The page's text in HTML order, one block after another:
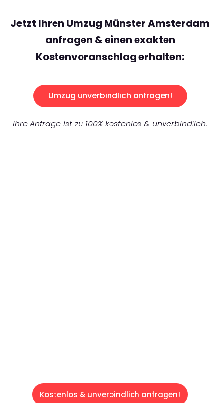
Jetzt Ihren Umzug Münster Amsterdam
anfragen & einen exakten
Kostenvoranschlag erhalten:
Umzug unverbindlich anfragen!
Ihre Anfrage ist zu 100% kostenlos & unverbindlich.
Kostenlos & unverbindlich anfragen!